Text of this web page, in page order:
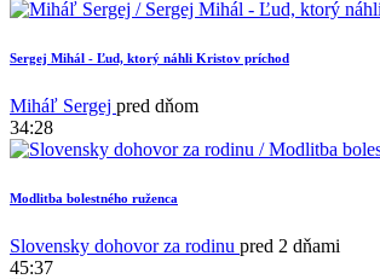
Sergej Mihál - Ľud, ktorý náhli Kristov príchod
Miháľ Sergej pred dňom
34:28
Modlitba bolestného ruženca
Slovensky dohovor za rodinu pred 2 dňami
45:37